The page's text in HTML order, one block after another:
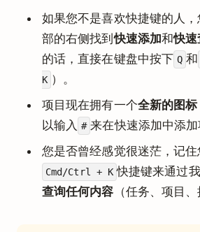
如果您不是喜欢快捷键的人
部的右侧找到快速添加和快速
的话，直接在键盘中按下 Q 和
K ）。
项目现在拥有一个全新的图标
以输入 # 来在快速添加中添加
您是否曾经感觉很迷茫，记
Cmd/Ctrl + K 快捷键来通过
查询任何内容 （任务、项目